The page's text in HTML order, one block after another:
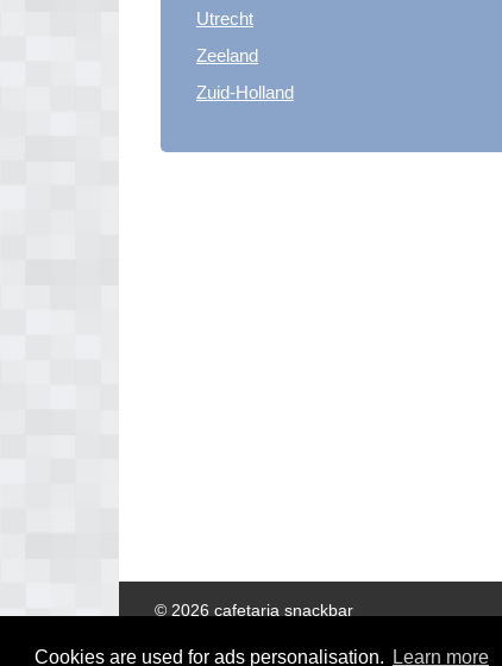
Cookies are used for ads personalisation. Learn more
Utrecht
Zeeland
Zuid-Holland
© 2026 cafetaria snackbar